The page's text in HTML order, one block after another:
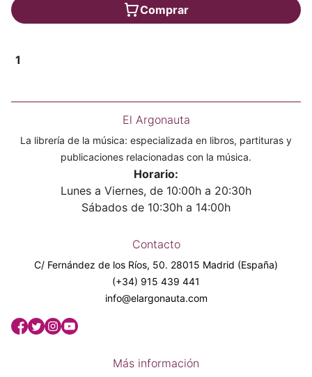
Comprar
1
El Argonauta
La librería de la música: especializada en libros, partituras y
publicaciones relacionadas con la música.
Horario:
Lunes a Viernes, de 10:00h a 20:30h
Sábados de 10:30h a 14:00h
Contacto
C/ Fernández de los Ríos, 50. 28015 Madrid (España)
(+34) 915 439 441
info@elargonauta.com
Más información